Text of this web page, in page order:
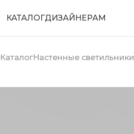
КАТАЛОГДИЗАЙНЕРАМ
КаталогНастенные светильники